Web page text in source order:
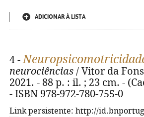
ADICIONAR À LISTA
4 -
neurociências / Vitor da
2021. - 88 p. : il. ; 23 cm. -
- ISBN 978-972-780-755-0
Link persistente: http://